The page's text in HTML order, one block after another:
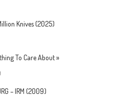
Knives (2025)
To Care About »
– IRM (2009)